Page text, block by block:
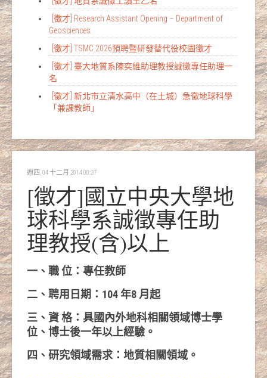
[徵才] Research Assistant Opening – Department of
Geosciences
[徵才] TSMC 2026預聘暨研發替代役校園徵才
[徵才] 臺大地質系陳奕維助理教授誠徵專任助理一
名
[徵才] 新北市立清水高中（在土城）急徵地球科學
「兼課教師」
週四, 04 十二月 2014 00:37
[徵才]國立中央大學地
球科學系誠徵專任助
理教授(含)以上
一、職 位：專任教師
二、聘用日期：104 年8 月起
三、資 格：具國內外地科相關領域博士學
位、博士後一年以上經驗。
四、研究領域需求：地質相關領域。